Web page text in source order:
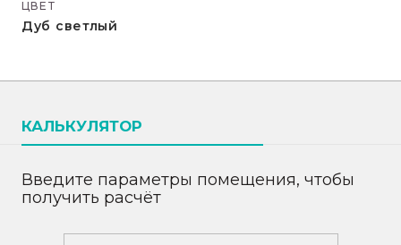
ЦВЕТ
Дуб светлый
КАЛЬКУЛЯТОР
Введите параметры помещения, чтобы
получить расчёт